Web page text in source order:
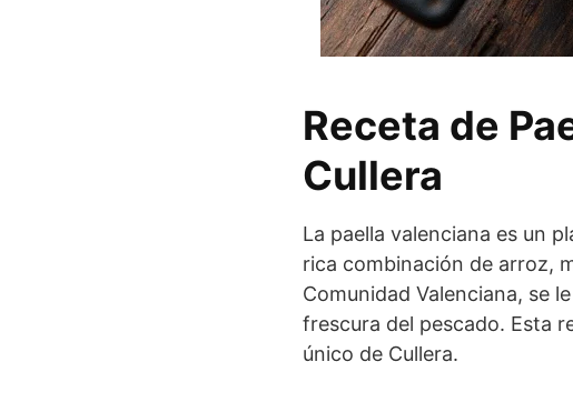
Receta de
Cullera
La paella valenciana es un
rica combinación de arroz,
Comunidad Valenciana, se
frescura del pescado. Esta
único de Cullera.